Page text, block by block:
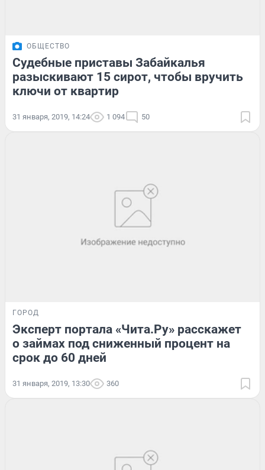
ОБЩЕСТВО
Судебные приставы Забайкалья
разыскивают 15 сирот, чтобы вручить
ключи от квартир
31 января, 2019, 14:24 1 094 50
ГОРОД
Эксперт портала «Чита.Ру» расскажет
о займах под сниженный процент на
срок до 60 дней
31 января, 2019, 13:30 360